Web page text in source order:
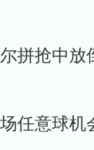
抢中放
意球机